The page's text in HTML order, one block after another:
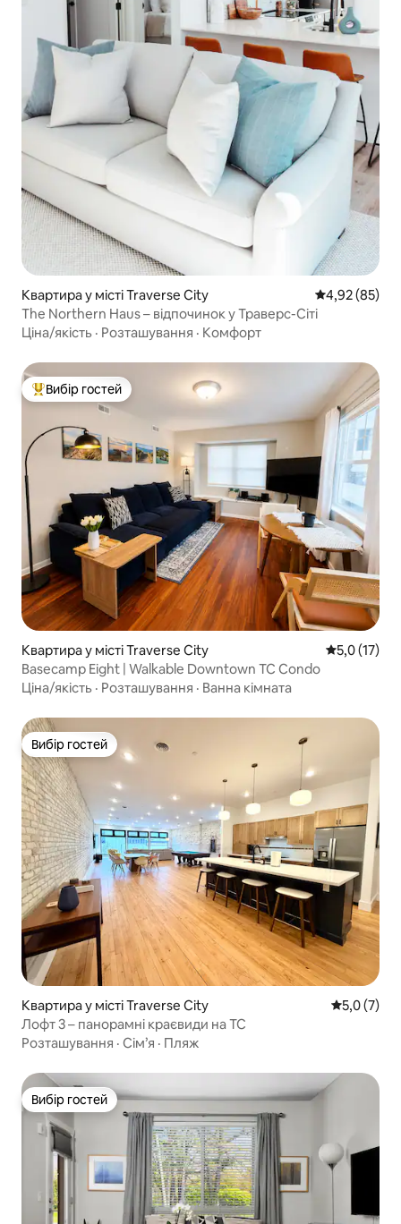
Квартира у місті Traverse City Середня
4,92 (85)
The Northern Haus – відпочинок у Траверс-Сіті
Ціна/якість · Розташування · Комфорт
Топ вибір гостей
Вибір гостей
Квартира у місті Traverse City Середня
5,0 (17)
Basecamp Eight | Walkable Downtown TC Condo
Ціна/якість · Розташування · Ванна кімната
Вибір гостей
Вибір гостей
Квартира у місті Traverse City Середня
5,0 (7)
Лофт 3 – панорамні краєвиди на TC
Розташування · Сім’я · Пляж
Вибір гостей
Вибір гостей